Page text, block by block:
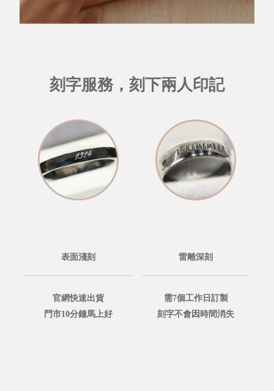
刻字服務，刻下兩人印記
表面淺刻
官網快速出貨
門市10分鐘馬上好
雷雕深刻
需7個工作日訂製
刻字不會因時間消失